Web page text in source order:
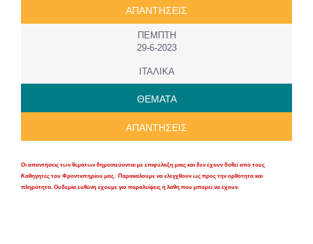
ΑΠΑΝΤΗΣΕΙΣ
ΠΕΜΠΤΗ
29-6-2023
ΙΤΑΛΙΚΑ
ΘΕΜΑΤΑ
ΑΠΑΝΤΗΣΕΙΣ
Οι απαντήσεις των θεμάτων δημοσιεύονται με επιφύλαξη μιας και δεν έχουν δοθεί από τους
Καθηγητές του Φροντιστηρίου μας. Παρακαλούμε να ελεγχθούν ως προς την ορθότητα και
πληρότητα. Ουδεμία ευθύνη έχουμε για παραλείψεις ή λάθη που μπορεί να έχουν.